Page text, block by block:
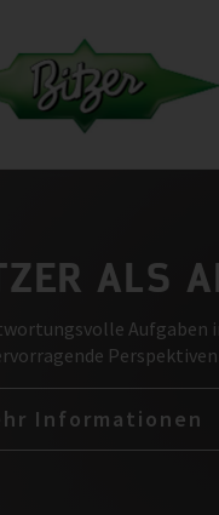
ALS
Informationen